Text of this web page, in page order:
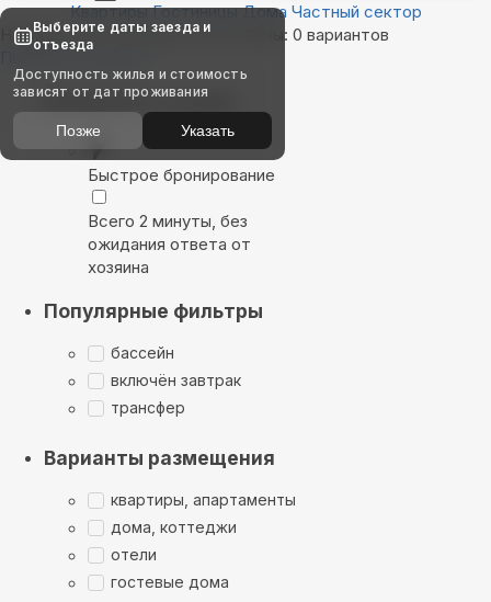
Квартиры Гостиницы Дома Частный сектор
Найдём, где остановиться в Лыхны: 0 вариантов
Показать на карте
Выбирайте лучшее
Быстрое бронирование
Всего 2 минуты, без
ожидания ответа от
хозяина
Популярные фильтры
бассейн
включён завтрак
трансфер
Варианты размещения
квартиры, апартаменты
дома, коттеджи
отели
гостевые дома
Выберите даты заезда и
отъезда
Доступность жилья и стоимость
зависят от дат проживания
Позже Указать